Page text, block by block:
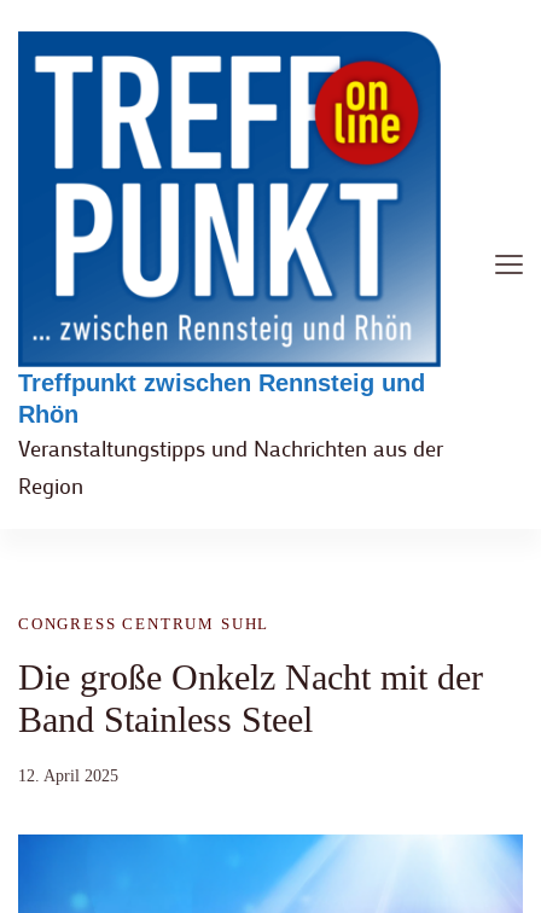
Treffpunkt zwischen Rennsteig und
Rhön
Veranstaltungstipps und Nachrichten aus der
Region
CONGRESS CENTRUM SUHL
Die große Onkelz Nacht mit der
Band Stainless Steel
12. April 2025